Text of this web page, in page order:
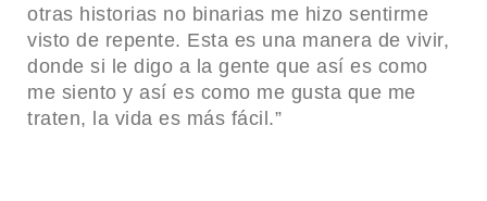
otras historias no binarias me hizo sentirme
visto de repente. Esta es una manera de vivir,
donde si le digo a la gente que así es como
me siento y así es como me gusta que me
traten, la vida es más fácil.”